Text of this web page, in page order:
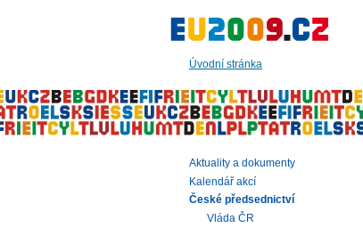
Úvodní stránka
hlavní
|
navigaci
|
vyhledávání
Aktuality a dokumenty
Kalendář akcí
České předsednictví
Vláda ČR